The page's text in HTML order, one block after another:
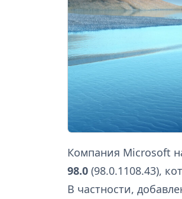
Компания Microsoft
98.0 (98.0.1108.43),
В частности,